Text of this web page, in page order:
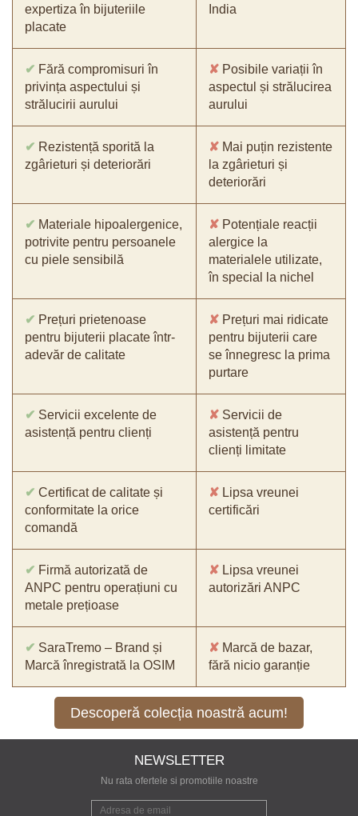
expertiza în bijuteriile
placate
India
✔ Fără compromisuri în
privința aspectului și
strălucirii aurului
✘ Posibile variații în
aspectul și strălucirea
aurului
✔ Rezistență sporită la
zgârieturi și deteriorări
✘ Mai puțin rezistente
la zgârieturi și
deteriorări
✔ Materiale hipoalergenice,
potrivite pentru persoanele
cu piele sensibilă
✘ Potențiale reacții
alergice la
materialele utilizate,
în special la nichel
✔ Prețuri prietenoase
pentru bijuterii placate într-
adevăr de calitate
✘ Prețuri mai ridicate
pentru bijuterii care
se înnegresc la prima
purtare
✔ Servicii excelente de
asistență pentru clienți
✘ Servicii de
asistență pentru
clienți limitate
✔ Certificat de calitate și
conformitate la orice
comandă
✘ Lipsa vreunei
certificări
✔ Firmă autorizată de
ANPC pentru operațiuni cu
metale prețioase
✘ Lipsa vreunei
autorizări ANPC
✔ SaraTremo – Brand și
Marcă înregistrată la OSIM
✘ Marcă de bazar,
fără nicio garanție
Descoperă colecția noastră acum!
NEWSLETTER
Nu rata ofertele si promotiile noastre